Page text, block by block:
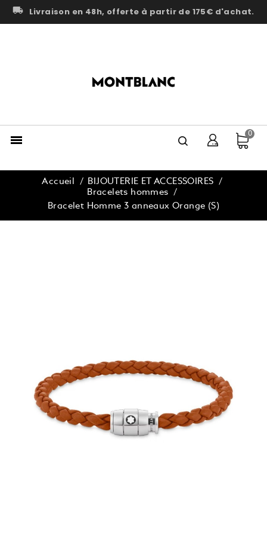
local_shipping Livraison en 48h, offerte à partir de 175€ d'achat.
 0
Accueil
BIJOUTERIE ET ACCESSOIRES
Bracelets hommes
Bracelet Homme 3 anneaux Orange (S)